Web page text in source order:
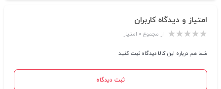
امتیاز و دیدگاه کاربران
از مجموع ۰ امتیاز
شما هم درباره این کالا دیدگاه ثبت کنید
ثبت دیدگاه